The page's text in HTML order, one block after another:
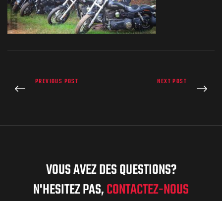
PREVIOUS POST NEXT POST
VOUS AVEZ DES QUESTIONS?
N'HESITEZ PAS,CONTACTEZ-NOUS